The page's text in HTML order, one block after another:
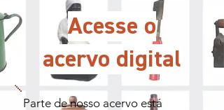
Acesse o
acervo digital
Parte de nosso acervo está